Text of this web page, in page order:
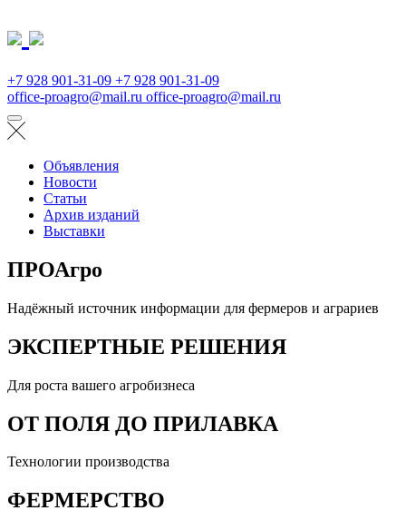
+7 928 901-31-09 +7 928 901-31-09
office-proagro@mail.ru office-proagro@mail.ru
Объявления
Новости
Статьи
Архив изданий
Выставки
ПРОАгро
Надёжный источник информации для фермеров и аграриев
ЭКСПЕРТНЫЕ РЕШЕНИЯ
Для роста вашего агробизнеса
ОТ ПОЛЯ ДО ПРИЛАВКА
Технологии производства
ФЕРМЕРСТВО